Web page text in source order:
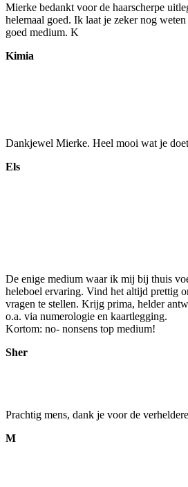
Mierke bedankt voor de haarscherpe
helemaal goed. Ik laat je zeker nog
goed medium. K
Kimia
Dankjewel Mierke. Heel mooi wat je
Els
De enige medium waar ik mij bij thuis
heleboel ervaring. Vind het altijd prettig
vragen te stellen. Krijg prima, helder
o.a. via numerologie en kaartlegging.
Kortom: no- nonsens top medium!
Sher
Prachtig mens, dank je voor de
M